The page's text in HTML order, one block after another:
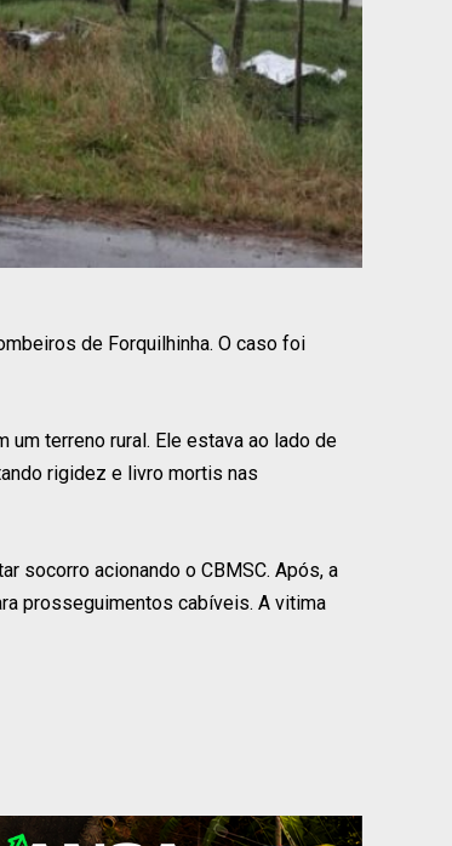
de Forquilhinha. O caso foi
um terreno rural. Ele estava ao lado de
rigidez e livro mortis nas
socorro acionando o CBMSC. Após, a
prosseguimentos cabíveis. A vitima